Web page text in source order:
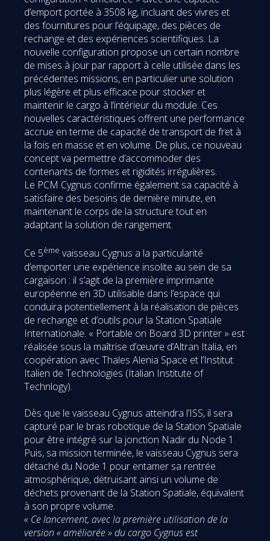
d’emport portée à 3508 kg, incluant des vivres et
des fournitures pour l’équipage, des pièces de
rechange et des expériences scientifiques. La
nouvelle configuration propose un certain nombre
de mises à jour par rapport à celle utilisée dans les
précédentes missions, en particulier une solution
plus légère et plus efficace pour stocker et
maintenir le cargo à l’intérieur du module. Ces
nouvelles caractéristiques offrent une performance
accrue en terme de capacité de transport de fret à
la fois en masse et en volume. De plus, ce nouveau
concept va permettre d’accommoder des
contenants de formes et rigidités irrégulières.
Le PCM Cygnus confirme également sa capacité à
satisfaire des besoins de dernière minute, en
maintenant le corps de la structure tout en
adaptant la solution de rangement.
Ce 5ème vaisseau Cygnus a la particularité
d’emporter une expérience insolite au sein de sa
cargaison : il s’agit de la première imprimante
européenne en 3D utilisable dans l’espace qui
conduira potentiellement à la réalisation de pièces
de rechange et d’outils pour la Station Spatiale
Internationale. « Portable on Board 3D printer » est
réalisée sous la maîtrise d’œuvre d’Altran Italia, en
coopération avec Thales Alenia Space et l’Institut
Italien de Technologies (Italian Institute of
Technlogy).
Dès que le vaisseau Cygnus atteindra l’ISS, il sera
capturé par le bras robotique de la Station Spatiale
pour être intégré sur la jonction Nadir du Node 1.
Puis, sa mission terminée, le vaisseau Cygnus sera
détaché du Node 1 pour entamer sa rentrée
atmosphérique, détruisant ainsi un volume de
déchets provenant de la Station Spatiale, équivalent
à son propre volume.
« Ce lancement, avec la première utilisation de la
version « améliorée » du cargo Cygnus est